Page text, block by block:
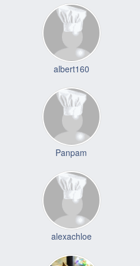
albert160
Panpam
alexachloe